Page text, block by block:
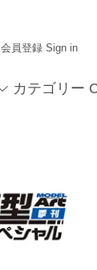
会員登録 Sign in
カテゴリー